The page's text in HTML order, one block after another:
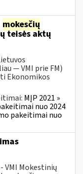
mokesčių
teisės aktų
— VMI prie FM)
Ekonomikos
MĮP 2021 »
nuo 2024
pakeitimai nuo
VMI Mokestinių